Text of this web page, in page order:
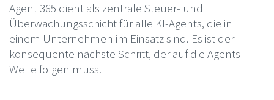
Agent 365 dient als zentrale Steuer- und
Überwachungsschicht für alle KI-Agents, die in
einem Unternehmen im Einsatz sind. Es ist der
konsequente nächste Schritt, der auf die Agents-
Welle folgen muss.